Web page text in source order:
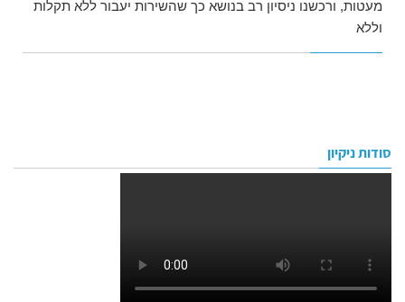
מעטות, ורכשנו ניסיון רב בנושא כך שהשירות יעבור ללא תקלות
וללא
סודות ניקיון